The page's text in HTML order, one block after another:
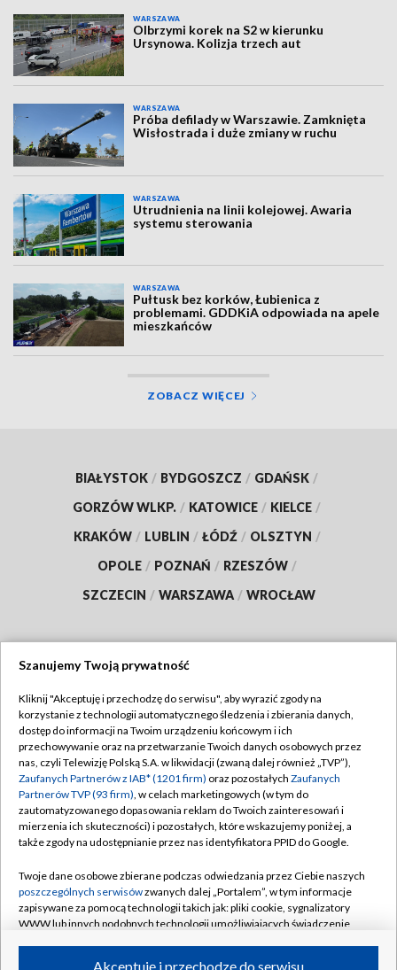
WARSZAWA
Olbrzymi korek na S2 w kierunku
Ursynowa. Kolizja trzech aut
WARSZAWA
Próba defilady w Warszawie. Zamknięta
Wisłostrada i duże zmiany w ruchu
WARSZAWA
Utrudnienia na linii kolejowej. Awaria
systemu sterowania
WARSZAWA
Pułtusk bez korków, Łubienica z
problemami. GDDKiA odpowiada na apele
mieszkańców
ZOBACZ WIĘCEJ
BIAŁYSTOK / BYDGOSZCZ / GDAŃSK /
GORZÓW WLKP. / KATOWICE / KIELCE /
KRAKÓW / LUBLIN / ŁÓDŹ / OLSZTYN /
OPOLE / POZNAŃ / RZESZÓW /
SZCZECIN / WARSZAWA / WROCŁAW
TVP
Abonament TVP
Emisja w TVP
Centrum informacji TVP
Naziemna Telewizja Cyfrowa
Rada Programowa
System NOS
Informacje o nadawcy
Regulamin TVP
Polityka prywatności
Moje zgody
Pomoc
Kontakt
Kanały
Szanujemy Twoją prywatność
Kliknij "Akceptuję i przechodzę do serwisu", aby wyrazić zgody na
korzystanie z technologii automatycznego śledzenia i zbierania danych,
dostęp do informacji na Twoim urządzeniu końcowym i ich
przechowywanie oraz na przetwarzanie Twoich danych osobowych przez
nas, czyli Telewizję Polską S.A. w likwidacji (zwaną dalej również „TVP”),
Zaufanych Partnerów z IAB* (1201 firm) oraz pozostałych Zaufanych
Partnerów TVP (93 firm), w celach marketingowych (w tym do
zautomatyzowanego dopasowania reklam do Twoich zainteresowań i
mierzenia ich skuteczności) i pozostałych, które wskazujemy poniżej, a
także zgody na udostępnianie przez nas identyfikatora PPID do Google.
Twoje dane osobowe zbierane podczas odwiedzania przez Ciebie naszych
poszczególnych serwisówzwanych dalej „Portalem”, w tym informacje
zapisywane za pomocą technologii takich jak: pliki cookie, sygnalizatory
WWW lub innych podobnych technologii umożliwiających świadczenie
Akceptuję i przechodzę do serwisu